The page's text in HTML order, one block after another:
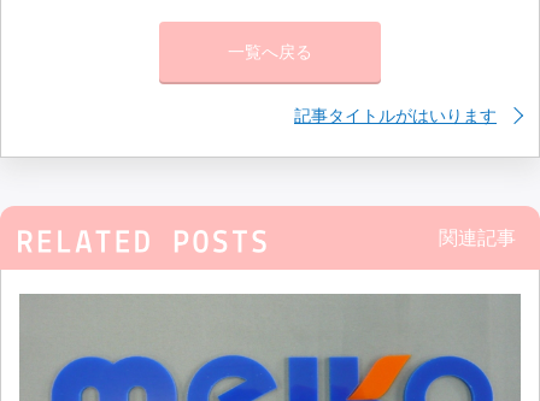
一覧へ戻る
記事タイトルがはいります
関連記事